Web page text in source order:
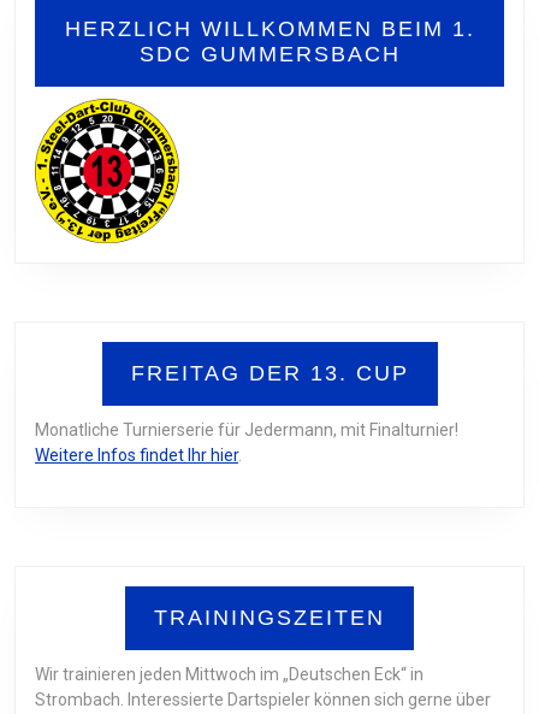
HERZLICH WILLKOMMEN BEIM 1.
SDC GUMMERSBACH
FREITAG DER 13. CUP
Monatliche Turnierserie für Jedermann, mit Finalturnier!
Weitere Infos findet Ihr hier.
TRAININGSZEITEN
Wir trainieren jeden Mittwoch im „Deutschen Eck“ in
Strombach. Interessierte Dartspieler können sich gerne über